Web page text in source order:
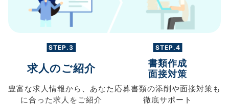
STEP.3
求人のご紹介
豊富な求人情報から、 あなた
に合った求人を ご紹介
STEP.4
書類作成
面接対策
応募書類の添削や面接対策も
徹底サポート